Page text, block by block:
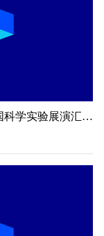
关于举办2026年全国科普讲解大赛和全国科学实验展演汇演活动湖南预选赛的通知